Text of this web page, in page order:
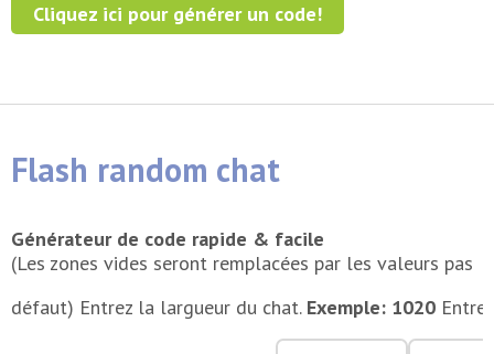
Cliquez ici pour générer un code!
Flash random chat
Générateur de code rapide & facile
(Les zones vides seront remplacées par les valeurs pas
défaut) Entrez la largueur du chat. Exemple: 1020